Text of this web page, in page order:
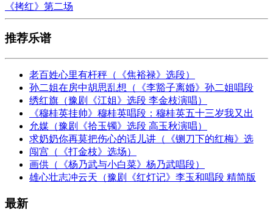
《拷红》第二场
推荐乐谱
老百姓心里有杆秤（《焦裕禄》选段）
孙二姐在房中胡思乱想（《李豁子离婚》孙二姐唱段
绣红旗（豫剧《江姐》选段 李金枝演唱）
《穆桂英挂帅》穆桂英唱段：穆桂英五十三岁我又出
允媒（豫剧《拾玉镯》选段 高玉秋演唱）
求奶奶你再莫把伤心的话儿讲（《铡刀下的红梅》选
闯宫（《打金枝》选场）
画供（《杨乃武与小白菜》杨乃武唱段）
雄心壮志冲云天（豫剧《红灯记》李玉和唱段 精简版
最新